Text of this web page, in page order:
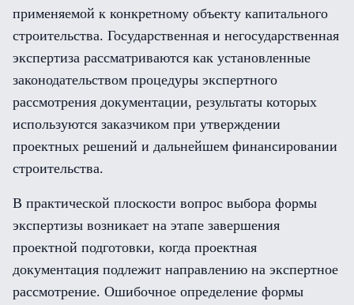
применяемой к конкретному объекту капитального
строительства. Государственная и негосударственная
экспертиза рассматриваются как установленные
законодательством процедуры экспертного
рассмотрения документации, результаты которых
используются заказчиком при утверждении
проектных решений и дальнейшем финансировании
строительства.
В практической плоскости вопрос выбора формы
экспертизы возникает на этапе завершения
проектной подготовки, когда проектная
документация подлежит направлению на экспертное
рассмотрение. Ошибочное определение формы